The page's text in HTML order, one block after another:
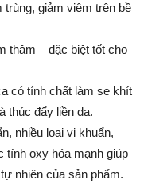
trùng, giảm viêm trên bề
thâm – đặc biệt tốt cho
có tính chất làm se khít
thúc đẩy liền da.
nhiều loại vi khuẩn,
tính oxy hóa mạnh giúp
nhiên của sản phẩm.